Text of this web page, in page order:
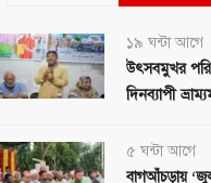
১৯ ঘন্টা আগে
উৎসবমুখর
দিনব্যাপী
৫ ঘন্টা আগে
বাগআঁচড়ায়